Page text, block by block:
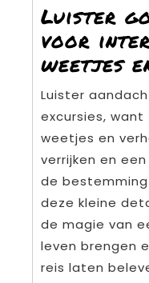
Luister
voor
weetjes
Luister
excursies,
weetjes en
verrijken en
de
deze kleine
de magie van
leven brengen
reis laten